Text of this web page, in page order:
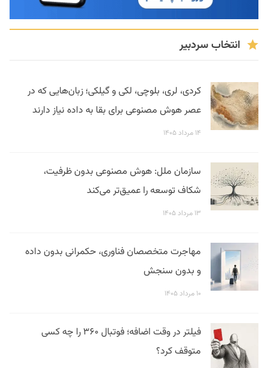
انتخاب سردبیر
کردی، لری، بلوچی، لکی و گیلکی؛ زبان‌هایی که در
عصر هوش مصنوعی برای بقا به داده نیاز دارند
۱۴ مرداد ۱۴۰۵
سازمان ملل: هوش مصنوعی بدون ظرفیت،
شکاف توسعه را عمیق‌تر می‌کند
۱۳ مرداد ۱۴۰۵
مهاجرت متخصصان فناوری، حکمرانی بدون داده
و بدون سنجش
۱۰ مرداد ۱۴۰۵
فیلتر در وقت اضافه؛ فوتبال ۳۶۰ را چه کسی
متوقف کرد؟